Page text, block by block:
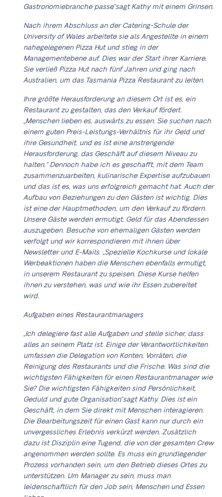
Gastronomiebranche passe“, sagt Kathy mit einem Grinsen.
Nach ihrem Abschluss an der Catering-Schule der
University of Wales arbeitete sie als Angestellte in einem
nahegelegenen Pizza Hut und stieg in der
Managementebene auf. Dies war der Start ihrer Karriere.
Sie verließ Pizza Hut nach fünf Jahren und ging nach
Australien, um das Tasmania Pizza Restaurant zu leiten.
Ihre größte Herausforderung an diesem Ort ist es, ein
Restaurant zu gestalten, das den Verkauf fördert.
„Menschen lieben es, auswärts zu essen. Sie suchen nach
einem guten Preis-Leistungs-Verhältnis für ihr Geld und
ihre Gesundheit, und es ist eine anstrengende
Herausforderung, das Geschäft auf diesem Niveau zu
halten.“ Dennoch habe ich es geschafft, mit dem Team
zusammenzuarbeiten, kulinarische Expertise aufzubauen
und das ist es, was uns erfolgreich gemacht hat. Auch der
Aufbau von Beziehungen zu den Gästen ist wichtig. Dies
ist eine der Hauptmethoden, um den Verkauf zu fördern.
Unsere Gäste werden ermutigt, Geld für das Abendessen
auszugeben. Besuche von ehemaligen Gästen werden
verfolgt und wir korrespondieren mit ihnen über
Newsletter und E-Mails. „Spezielle Kochkurse und lokale
Werbeaktionen haben die Menschen ebenfalls ermutigt,
in unserem Restaurant zu speisen. Diese Kurse helfen
ihnen zu verstehen, was und wie ihr Essen zubereitet
wird.
Aufgaben eines Restaurantmanagers
„Ich delegiere fast alle Aufgaben und stelle sicher, dass
alles an seinem Platz ist. Einige der Verantwortlichkeiten
umfassen die Delegation von Konten, Vorräten, die
Reinigung des Restaurants und die Frische. Was sind die
wichtigsten Fähigkeiten für einen Restaurantmanager wie
Sie? Die wichtigsten Fähigkeiten sind Persönlichkeit,
Geduld und gute Organisation“, sagt Kathy. Dies ist ein
Geschäft, in dem Sie direkt mit Menschen interagieren.
Die Bearbeitungszeit für einen Gast kann nur durch ein
unvergessliches Erlebnis verkürzt werden. Zusätzlich
dazu ist Disziplin eine Tugend, die von der gesamten Crew
angenommen werden sollte. Es muss ein grundlegender
Prozess vorhanden sein, um den Betrieb dieses Ortes zu
unterstützen. Um Manager zu sein, muss man
leidenschaftlich für den Job sein, Menschen und Essen